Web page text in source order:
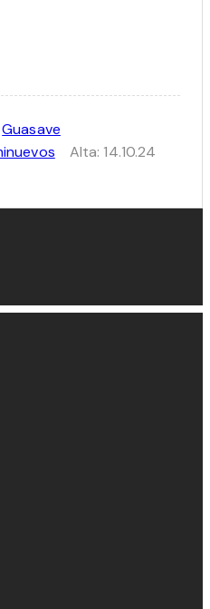
Guasave
Alta: 14.10.24